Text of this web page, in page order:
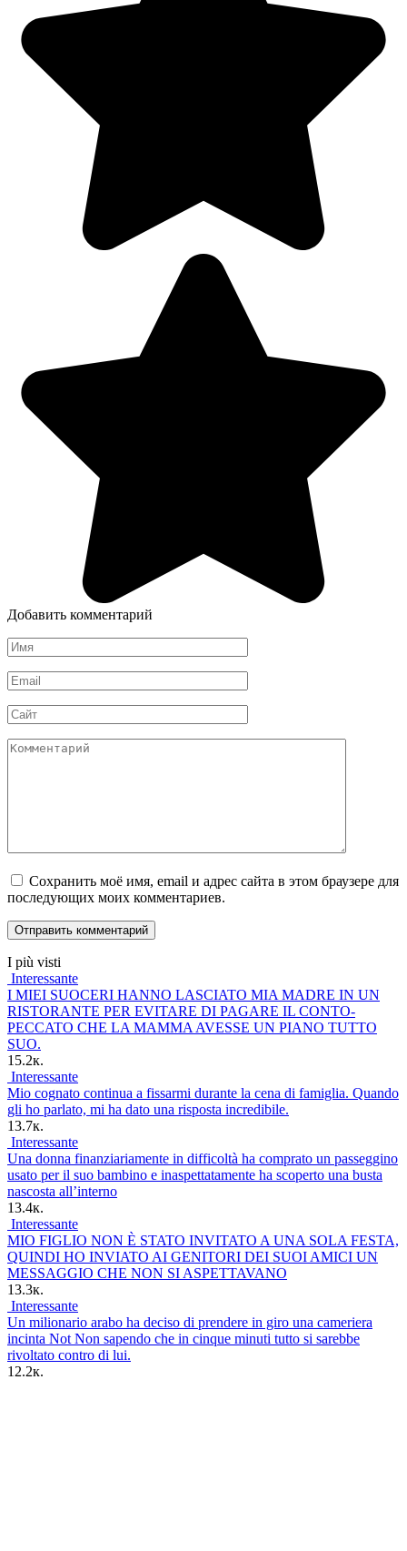
Добавить комментарий
Имя
*
Email
*
Сайт
Комментарий
Сохранить моё имя, email и адрес сайта в этом браузере для
последующих моих комментариев.
I più visti
Interessante
I MIEI SUOCERI HANNO LASCIATO MIA MADRE IN UN
RISTORANTE PER EVITARE DI PAGARE IL CONTO-
PECCATO CHE LA MAMMA AVESSE UN PIANO TUTTO
SUO.
15.2к.
Interessante
Mio cognato continua a fissarmi durante la cena di famiglia. Quando
gli ho parlato, mi ha dato una risposta incredibile.
13.7к.
Interessante
Una donna finanziariamente in difficoltà ha comprato un passeggino
usato per il suo bambino e inaspettatamente ha scoperto una busta
nascosta all’interno
13.4к.
Interessante
MIO FIGLIO NON È STATO INVITATO A UNA SOLA FESTA,
QUINDI HO INVIATO AI GENITORI DEI SUOI AMICI UN
MESSAGGIO CHE NON SI ASPETTAVANO
13.3к.
Interessante
Un milionario arabo ha deciso di prendere in giro una cameriera
incinta Not Non sapendo che in cinque minuti tutto si sarebbe
rivoltato contro di lui.
12.2к.